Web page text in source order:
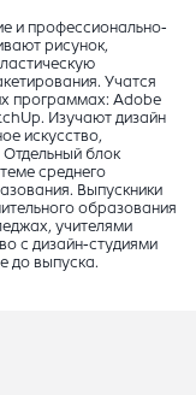
и профессионально-
рисунок,
Учатся
программах: Adobe
Изучают дизайн
искусство,
блок
среднего
Выпускники
образования
учителями
с дизайн-студиями
до выпуска.